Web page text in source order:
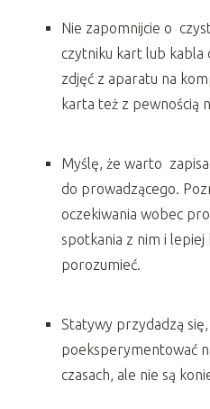
Nie zapomnijcie o
czytniku kart lub kabla
zdjęć z aparatu na
karta też z pewnością
Myślę, że warto
do prowadzącego.
oczekiwania wobec
spotkania z nim i lepiej
porozumieć.
Statywy przydadzą się,
poeksperymentować
czasach, ale nie są